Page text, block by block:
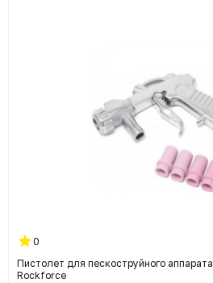
0
Пистолет для пескоструйного аппарата
Rockforce